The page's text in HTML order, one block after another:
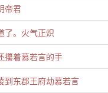
帝君
了。火气正炽
攥着慕若言的手
到东郡王府劫慕若言